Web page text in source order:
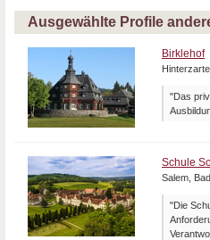
Ausgewählte Profile
Birklehof
"Das
Schule
Salem,
"Die